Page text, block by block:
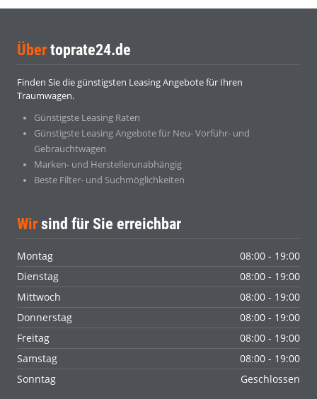
Über toprate24.de
Finden Sie die günstigsten Leasing Angebote für Ihren
Traumwagen.
Günstigste Leasing Raten
Günstigste Leasing Angebote für Neu- Vorführ- und
Gebrauchtwagen
Marken- und Herstellerunabhängig
Beste Filter- und Suchmöglichkeiten
Wir sind für Sie erreichbar
Montag
08:00 - 19:00
Dienstag
08:00 - 19:00
Mittwoch
08:00 - 19:00
Donnerstag
08:00 - 19:00
Freitag
08:00 - 19:00
Samstag
08:00 - 19:00
Sonntag
Geschlossen